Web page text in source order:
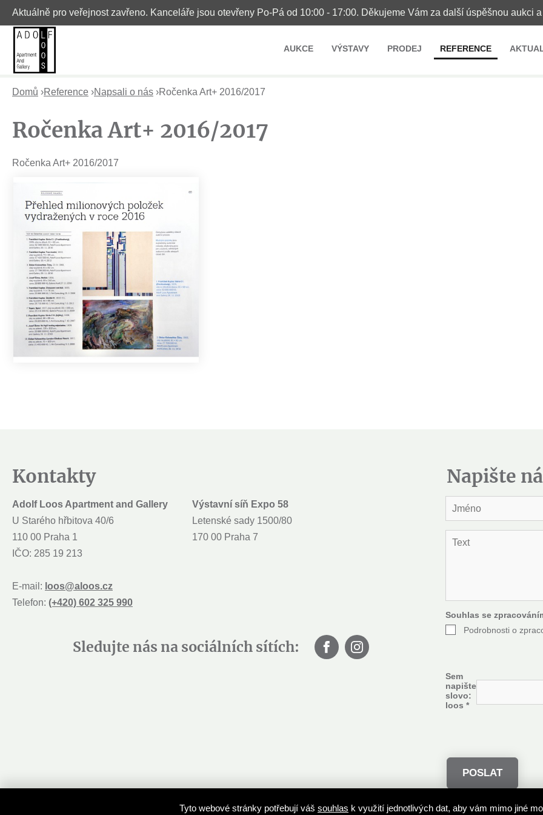
Aktuálně pro veřejnost zavřeno. Kanceláře jsou otevřeny Po-Pá od 10:00 - 17:00. Děkujeme Vám za další úspěšnou aukci
AUKCE VÝSTAVY PRODEJ REFERENCE
J
s
t
Domů ›Reference ›Napsali o nás ›Ročenka Art+ 2016/2017
Ročenka Art+ 2016/2017
Ročenka Art+ 2016/2017
Kontakty
Adolf Loos Apartment and Gallery
U Starého hřbitova 40/6
110 00 Praha 1
IČO: 285 19 213
E-mail: loos@aloos.cz
Telefon: (+420) 602 325 990
Výstavní síň Expo 58
Letenské sady 1500/80
170 00 Praha 7
Sledujte nás na sociálních sítích:
Napište
m
é
n
Souhlas se
Podrobnosti o
Sem
napište
slovo:
loos *
Tyto webové stránky potřebují váš souhlas k využití jednotlivých dat, aby vám mimo jiné